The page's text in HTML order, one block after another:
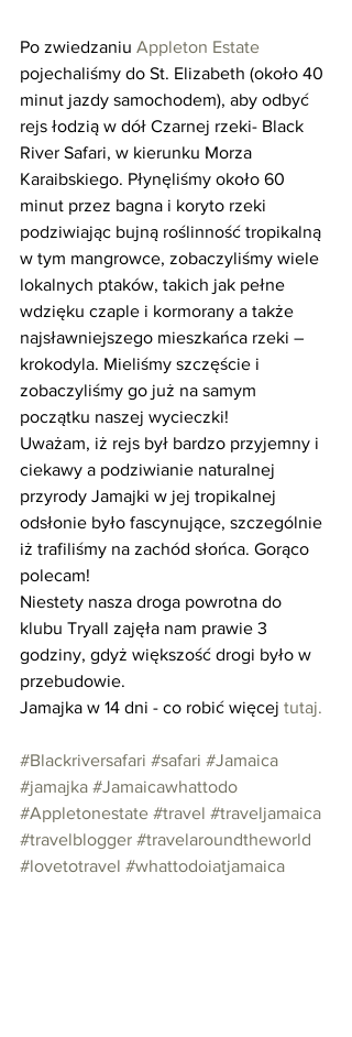
Po zwiedzaniu Appleton Estate
pojechaliśmy do St. Elizabeth (około 40
minut jazdy samochodem), aby odbyć
rejs łodzią w dół Czarnej rzeki- Black
River Safari, w kierunku Morza
Karaibskiego. Płynęliśmy około 60
minut przez bagna i koryto rzeki
podziwiając bujną roślinność tropikalną
w tym mangrowce, zobaczyliśmy wiele
lokalnych ptaków, takich jak pełne
wdzięku czaple i kormorany a także
najsławniejszego mieszkańca rzeki –
krokodyla. Mieliśmy szczęście i
zobaczyliśmy go już na samym
początku naszej wycieczki!
Uważam, iż rejs był bardzo przyjemny i
ciekawy a podziwianie naturalnej
przyrody Jamajki w jej tropikalnej
odsłonie było fascynujące, szczególnie
iż trafiliśmy na zachód słońca. Gorąco
polecam!
Niestety nasza droga powrotna do
klubu Tryall zajęła nam prawie 3
godziny, gdyż większość drogi było w
przebudowie.
Jamajka w 14 dni - co robić więcej tutaj.
#Blackriversafari #safari #Jamaica
#jamajka #Jamaicawhattodo
#Appletonestate #travel #traveljamaica
#travelblogger #travelaroundtheworld
#lovetotravel #whattodoiatjamaica